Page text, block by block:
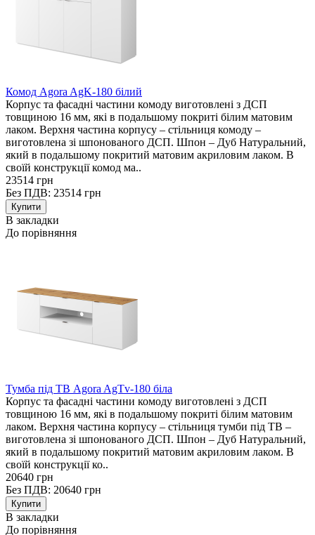
Комод Agora AgK-180 білий
Корпус та фасадні частини комоду виготовлені з ДСП
товщиною 16 мм, які в подальшому покриті білим матовим
лаком. Верхня частина корпусу – стільниця комоду –
виготовлена зі шпонованого ДСП. Шпон – Дуб Натуральний,
який в подальшому покритий матовим акриловим лаком. В
своїй конструкції комод ма..
23514 грн
Без ПДВ: 23514 грн
В закладки
До порівняння
Тумба під ТВ Agora AgTv-180 біла
Корпус та фасадні частини комоду виготовлені з ДСП
товщиною 16 мм, які в подальшому покриті білим матовим
лаком. Верхня частина корпусу – стільниця тумби під ТВ –
виготовлена зі шпонованого ДСП. Шпон – Дуб Натуральний,
який в подальшому покритий матовим акриловим лаком. В
своїй конструкції ко..
20640 грн
Без ПДВ: 20640 грн
В закладки
До порівняння